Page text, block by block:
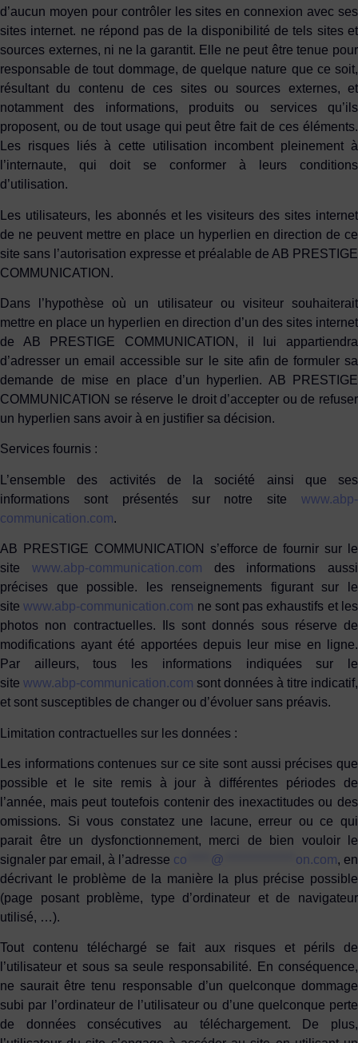
d’aucun moyen pour contrôler les sites en connexion avec ses
sites internet. ne répond pas de la disponibilité de tels sites et
sources externes, ni ne la garantit. Elle ne peut être tenue pour
responsable de tout dommage, de quelque nature que ce soit,
résultant du contenu de ces sites ou sources externes, et
notamment des informations, produits ou services qu’ils
proposent, ou de tout usage qui peut être fait de ces éléments.
Les risques liés à cette utilisation incombent pleinement à
l’internaute, qui doit se conformer à leurs conditions
d’utilisation.
Les utilisateurs, les abonnés et les visiteurs des sites internet
de ne peuvent mettre en place un hyperlien en direction de ce
site sans l’autorisation expresse et préalable de AB PRESTIGE
COMMUNICATION.
Dans l’hypothèse où un utilisateur ou visiteur souhaiterait
mettre en place un hyperlien en direction d’un des sites internet
de AB PRESTIGE COMMUNICATION, il lui appartiendra
d’adresser un email accessible sur le site afin de formuler sa
demande de mise en place d’un hyperlien. AB PRESTIGE
COMMUNICATION se réserve le droit d’accepter ou de refuser
un hyperlien sans avoir à en justifier sa décision.
Services fournis :
L’ensemble des activités de la société ainsi que ses
informations sont présentés sur notre site www.abp-
communication.com.
AB PRESTIGE COMMUNICATION s’efforce de fournir sur le
site www.abp-communication.com des informations aussi
précises que possible. les renseignements figurant sur le
sitewww.abp-communication.com ne sont pas exhaustifs et les
photos non contractuelles. Ils sont donnés sous réserve de
modifications ayant été apportées depuis leur mise en ligne.
Par ailleurs, tous les informations indiquées sur le
site www.abp-communication.com sont données à titre indicatif,
et sont susceptibles de changer ou d’évoluer sans préavis.
Limitation contractuelles sur les données :
Les informations contenues sur ce site sont aussi précises que
possible et le site remis à jour à différentes périodes de
l’année, mais peut toutefois contenir des inexactitudes ou des
omissions. Si vous constatez une lacune, erreur ou ce qui
parait être un dysfonctionnement, merci de bien vouloir le
signaler par email, à l’adresse co @ on.com, en
décrivant le problème de la manière la plus précise possible
(page posant problème, type d’ordinateur et de navigateur
utilisé, …).
Tout contenu téléchargé se fait aux risques et périls de
l’utilisateur et sous sa seule responsabilité. En conséquence,
ne saurait être tenu responsable d’un quelconque dommage
subi par l’ordinateur de l’utilisateur ou d’une quelconque perte
de données consécutives au téléchargement. De plus,